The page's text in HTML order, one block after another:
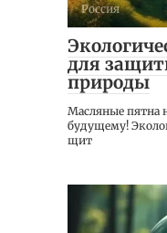
Россия
для
природы
Масляные пятна
будущему!
щит